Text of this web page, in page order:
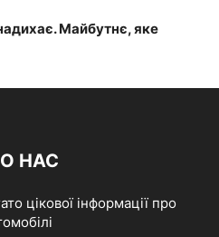
Майбутнє, яке
НАС
цікової інформації про